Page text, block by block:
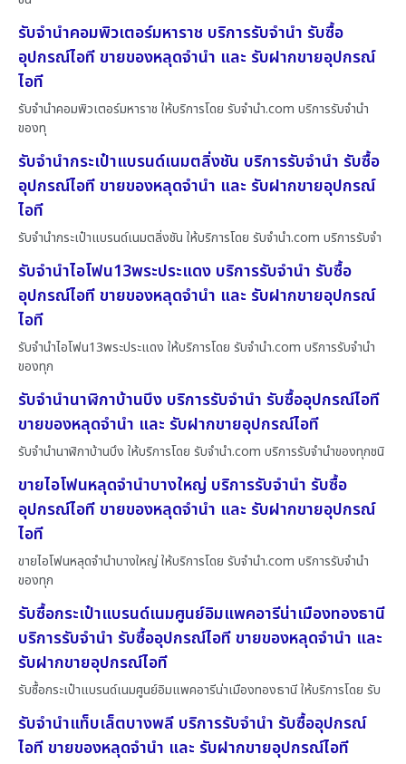
รับจำนำคอมพิวเตอร์มหาราช บริการรับจำนำ รับซื้อ
อุปกรณ์ไอที ขายของหลุดจำนำ และ รับฝากขายอุปกรณ์
ไอที
รับจำนำคอมพิวเตอร์มหาราช ให้บริการโดย รับจํานํา.com บริการรับจำนำ
ของทุ
รับจำนำกระเป๋าแบรนด์เนมตลิ่งชัน บริการรับจำนำ รับซื้อ
อุปกรณ์ไอที ขายของหลุดจำนำ และ รับฝากขายอุปกรณ์
ไอที
รับจำนำกระเป๋าแบรนด์เนมตลิ่งชัน ให้บริการโดย รับจํานํา.com บริการรับจำ
รับจำนำไอโฟน13พระประแดง บริการรับจำนำ รับซื้อ
อุปกรณ์ไอที ขายของหลุดจำนำ และ รับฝากขายอุปกรณ์
ไอที
รับจำนำไอโฟน13พระประแดง ให้บริการโดย รับจํานํา.com บริการรับจำนำ
ของทุก
รับจำนำนาฬิกาบ้านบึง บริการรับจำนำ รับซื้ออุปกรณ์ไอที
ขายของหลุดจำนำ และ รับฝากขายอุปกรณ์ไอที
รับจำนำนาฬิกาบ้านบึง ให้บริการโดย รับจํานํา.com บริการรับจำนำของทุกชนิ
ขายไอโฟนหลุดจำนำบางใหญ่ บริการรับจำนำ รับซื้อ
อุปกรณ์ไอที ขายของหลุดจำนำ และ รับฝากขายอุปกรณ์
ไอที
ขายไอโฟนหลุดจำนำบางใหญ่ ให้บริการโดย รับจํานํา.com บริการรับจำนำ
ของทุก
รับซื้อกระเป๋าแบรนด์เนมศูนย์อิมแพคอารีน่าเมืองทองธานี
บริการรับจำนำ รับซื้ออุปกรณ์ไอที ขายของหลุดจำนำ และ
รับฝากขายอุปกรณ์ไอที
รับซื้อกระเป๋าแบรนด์เนมศูนย์อิมแพคอารีน่าเมืองทองธานี ให้บริการโดย รับ
รับจำนำแท็บเล็ตบางพลี บริการรับจำนำ รับซื้ออุปกรณ์
ไอที ขายของหลุดจำนำ และ รับฝากขายอุปกรณ์ไอที